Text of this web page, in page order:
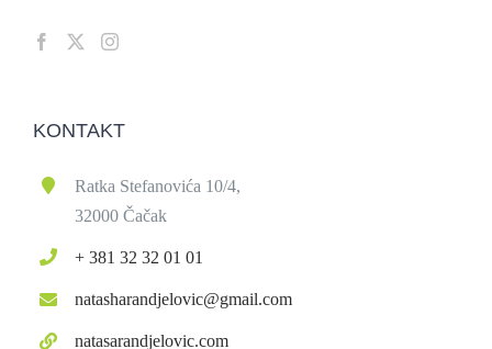
KONTAKT
Ratka Stefanovića 10/4,
32000 Čačak
+ 381 32 32 01 01
natasharandjelovic@gmail.com
natasarandjelovic.com